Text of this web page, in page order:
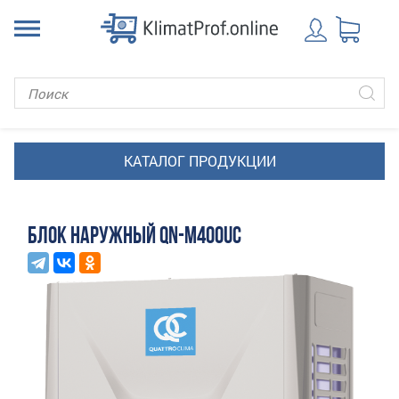
БЛОК НАРУЖНЫЙ QN-M400UC